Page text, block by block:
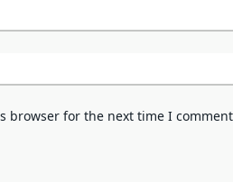
browser for the next time I